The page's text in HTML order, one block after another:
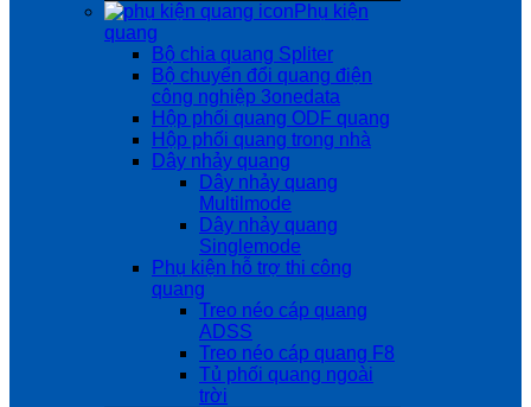
Phụ kiện
quang
Bộ chia quang Spliter
Bộ chuyển đổi quang điện
công nghiệp 3onedata
Hộp phối quang ODF quang
Hộp phối quang trong nhà
Dây nhảy quang
Dây nhảy quang
Multilmode
Dây nhảy quang
Singlemode
Phụ kiện hỗ trợ thi công
quang
Treo néo cáp quang
ADSS
Treo néo cáp quang F8
Tủ phối quang ngoài
trời